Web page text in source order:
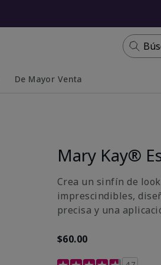
De Mayor Venta
Mary Kay®
Crea un sinfín de
imprescindibles,
precisa y una
$60.00